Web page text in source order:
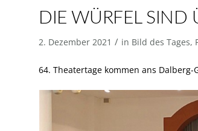
DIE WÜRFEL SIND
2. Dezember 2021 / in Bild des Tages,
64. Theatertage kommen ans Dalberg-